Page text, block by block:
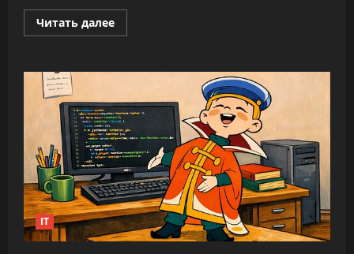
Читать далееПрочитать
больше
облегчает
а
увеличивает
время
на
каждую
задачу
—
до
346%
IT